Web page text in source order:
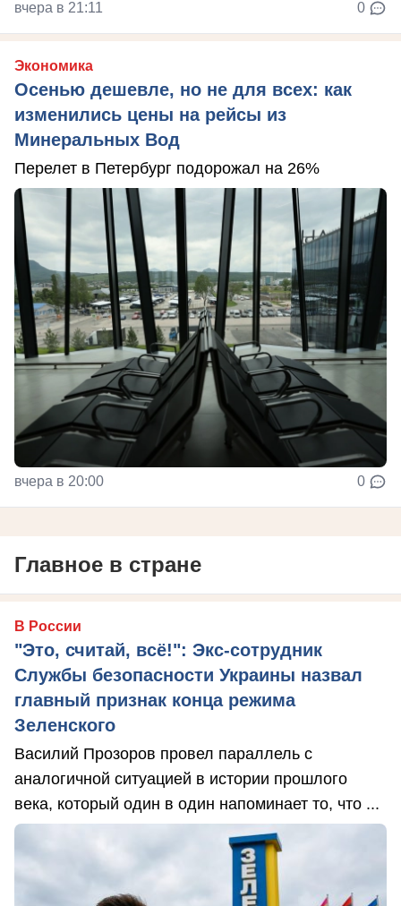
вчера в 21:11 0
Экономика
Осенью дешевле, но не для всех: как
изменились цены на рейсы из
Минеральных Вод
Перелет в Петербург подорожал на 26%
вчера в 20:00 0
Главное в стране
В России
"Это, считай, всё!": Экс-сотрудник
Службы безопасности Украины назвал
главный признак конца режима
Зеленского
Василий Прозоров провел параллель с
аналогичной ситуацией в истории прошлого
века, который один в один напоминает то, что ...